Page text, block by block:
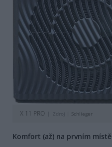
X 11 PRO Zdroj | Schlieger
Komfort (až) na prvním místě